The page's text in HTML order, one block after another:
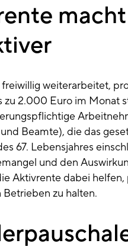
weiterarbeitet,
zu 2.000 Euro im Monat
Beamte), die das
67. Lebensjahres
und den
Aktivrente dabei
Betrieben zu halten.